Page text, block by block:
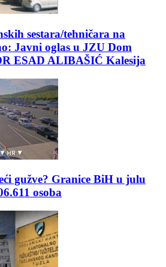
sestara/tehničara na
Javni oglas u JZU Dom
ESAD ALIBAŠIĆ Kalesija
gužve? Granice BiH u julu
osoba